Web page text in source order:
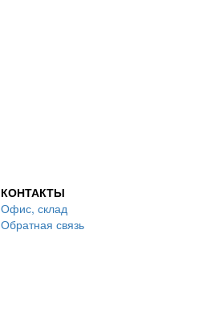
КОНТАКТЫ
Офис, склад
Обратная связь